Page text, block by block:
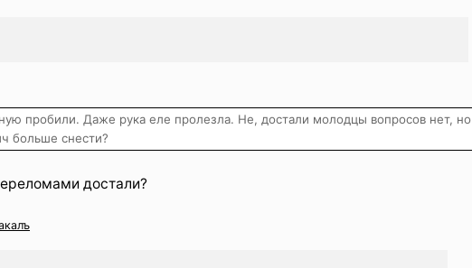
пробили. Даже рука еле пролезла. Не, достали молодцы вопросов нет, но
больше снести?
достали?